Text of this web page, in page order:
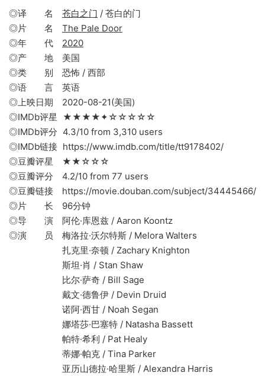
◎译 名 苍白之门 / 苍白的门
◎片 名 The Pale Door
◎年 代 2020
◎产 地 美国
◎类 别 恐怖 / 西部
◎语 言 英语
◎上映日期 2020-08-21(美国)
◎IMDb评星 ★★★★✦☆☆☆☆☆
◎IMDb评分 4.3/10 from 3,310 users
◎IMDb链接 https://www.imdb.com/title/tt9178402/
◎豆瓣评星 ★★☆☆☆
◎豆瓣评分 4.2/10 from 77 users
◎豆瓣链接 https://movie.douban.com/subject/34445466/
◎片 长 96分钟
◎导 演 阿伦·库恩兹 / Aaron Koontz
◎演 员 梅洛拉·沃尔特斯 / Melora Walters
扎克里·奈顿 / Zachary Knighton
斯坦·肖 / Stan Shaw
比尔·萨奇 / Bill Sage
戴文·德鲁伊 / Devin Druid
诺阿·西甘 / Noah Segan
娜塔莎·巴塞特 / Natasha Bassett
帕特·希利 / Pat Healy
蒂娜·帕克 / Tina Parker
亚历山德拉·哈里斯 / Alexandra Harris